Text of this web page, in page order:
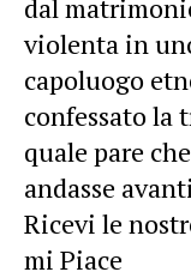
dal
violenta in
capoluogo
confessato la
quale pare
andasse
Ricevi le
mi Piace